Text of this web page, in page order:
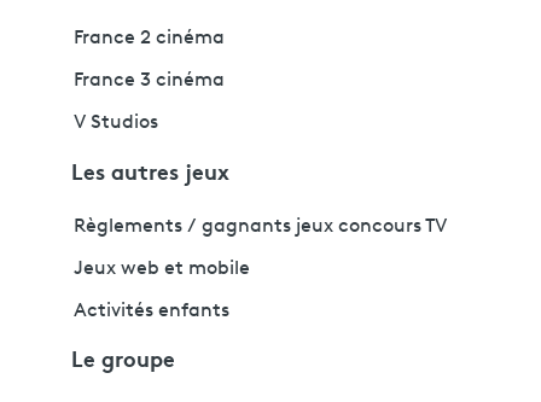
France 2 cinéma
France 3 cinéma
V Studios
Les autres jeux
Règlements / gagnants jeux concours TV
Jeux web et mobile
Activités enfants
Le groupe